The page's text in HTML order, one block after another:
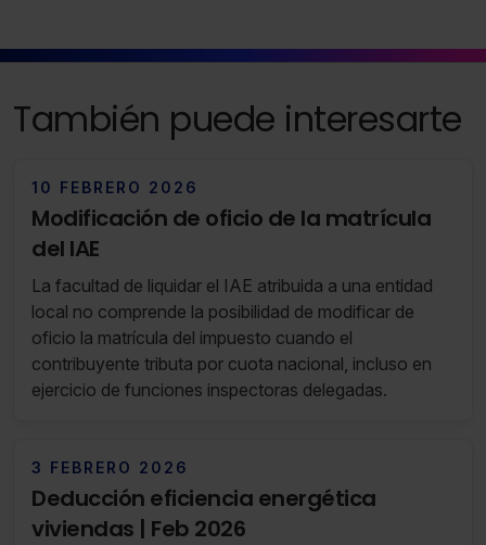
También puede interesarte
10 FEBRERO 2026
Modificación de oficio de la matrícula
del IAE
La facultad de liquidar el IAE atribuida a una entidad
local no comprende la posibilidad de modificar de
oficio la matrícula del impuesto cuando el
contribuyente tributa por cuota nacional, incluso en
ejercicio de funciones inspectoras delegadas.
3 FEBRERO 2026
Deducción eficiencia energética
viviendas | Feb 2026